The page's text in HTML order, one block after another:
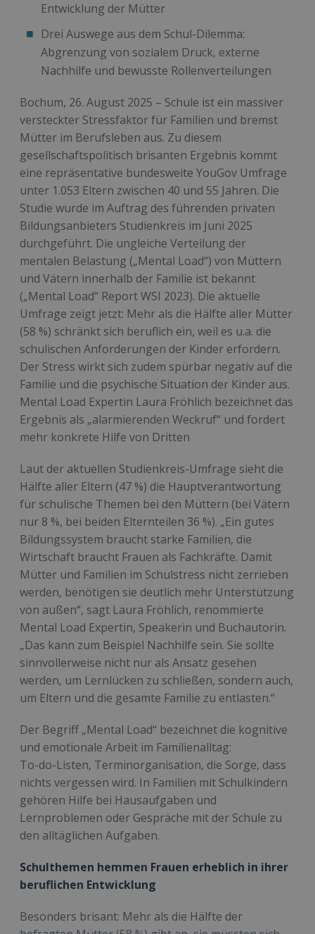
Entwicklung der Mütter
Drei Auswege aus dem Schul-Dilemma:
Abgrenzung von sozialem Druck, externe
Nachhilfe und bewusste Rollenverteilungen
Bochum, 26. August 2025 – Schule ist ein massiver
versteckter Stressfaktor für Familien und bremst
Mütter im Berufsleben aus. Zu diesem
gesellschaftspolitisch brisanten Ergebnis kommt
eine repräsentative bundesweite YouGov Umfrage
unter 1.053 Eltern zwischen 40 und 55 Jahren. Die
Studie wurde im Auftrag des führenden privaten
Bildungsanbieters Studienkreis im Juni 2025
durchgeführt. Die ungleiche Verteilung der
mentalen Belastung („Mental Load“) von Müttern
und Vätern innerhalb der Familie ist bekannt
(„Mental Load“ Report WSI 2023). Die aktuelle
Umfrage zeigt jetzt: Mehr als die Hälfte aller Mütter
(58 %) schränkt sich beruflich ein, weil es u.a. die
schulischen Anforderungen der Kinder erfordern.
Der Stress wirkt sich zudem spürbar negativ auf die
Familie und die psychische Situation der Kinder aus.
Mental Load Expertin Laura Fröhlich bezeichnet das
Ergebnis als „alarmierenden Weckruf“ und fordert
mehr konkrete Hilfe von Dritten
Laut der aktuellen Studienkreis-Umfrage sieht die
Hälfte aller Eltern (47 %) die Hauptverantwortung
für schulische Themen bei den Müttern (bei Vätern
nur 8 %, bei beiden Elternteilen 36 %). „Ein gutes
Bildungssystem braucht starke Familien, die
Wirtschaft braucht Frauen als Fachkräfte. Damit
Mütter und Familien im Schulstress nicht zerrieben
werden, benötigen sie deutlich mehr Unterstützung
von außen“, sagt Laura Fröhlich, renommierte
Mental Load Expertin, Speakerin und Buchautorin.
„Das kann zum Beispiel Nachhilfe sein. Sie sollte
sinnvollerweise nicht nur als Ansatz gesehen
werden, um Lernlücken zu schließen, sondern auch,
um Eltern und die gesamte Familie zu entlasten.“
Der Begriff „Mental Load“ bezeichnet die kognitive
und emotionale Arbeit im Familienalltag:
To-do-Listen, Terminorganisation, die Sorge, dass
nichts vergessen wird. In Familien mit Schulkindern
gehören Hilfe bei Hausaufgaben und
Lernproblemen oder Gespräche mit der Schule zu
den alltäglichen Aufgaben.
Schulthemen hemmen Frauen erheblich in ihrer
beruflichen Entwicklung
Besonders brisant: Mehr als die Hälfte der